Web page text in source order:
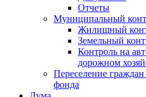
Отчеты
Муниципальный
Жилищный
Земельный
Контроль на
дорожном
Переселение
фонда